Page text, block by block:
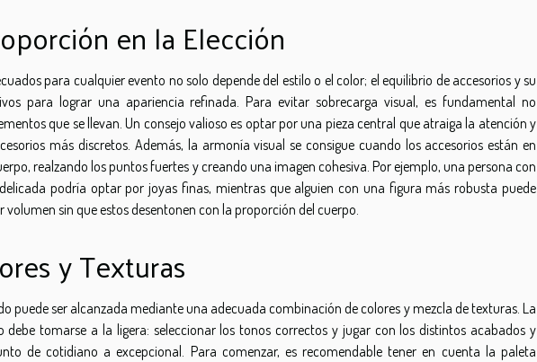
en la Elección
para cualquier evento no solo depende del estilo o el color; el equilibrio de accesorios y su
para lograr una apariencia refinada. Para evitar sobrecarga visual, es fundamental no
que se llevan. Un consejo valioso es optar por una pieza central que atraiga la atención y
más discretos. Además, la armonía visual se consigue cuando los accesorios están en
realzando los puntos fuertes y creando una imagen cohesiva. Por ejemplo, una persona con
podría optar por joyas finas, mientras que alguien con una figura más robusta puede
sin que estos desentonen con la proporción del cuerpo.
y Texturas
puede ser alcanzada mediante una adecuada combinación de colores y mezcla de texturas. La
debe tomarse a la ligera: seleccionar los tonos correctos y jugar con los distintos acabados y
de cotidiano a excepcional. Para comenzar, es recomendable tener en cuenta la paleta